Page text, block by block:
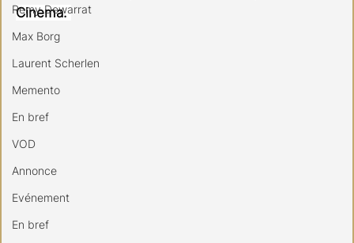
Remy Dewarrat
Max Borg
Laurent Scherlen
Memento
En bref
VOD
Annonce
Evénement
En bref
Cinema.